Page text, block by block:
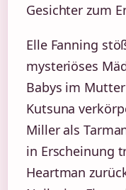
Gesichter zum
Elle Fanning
mysteriöses
Babys im
Kutsuna
Miller als
in Erscheinung
Heartman